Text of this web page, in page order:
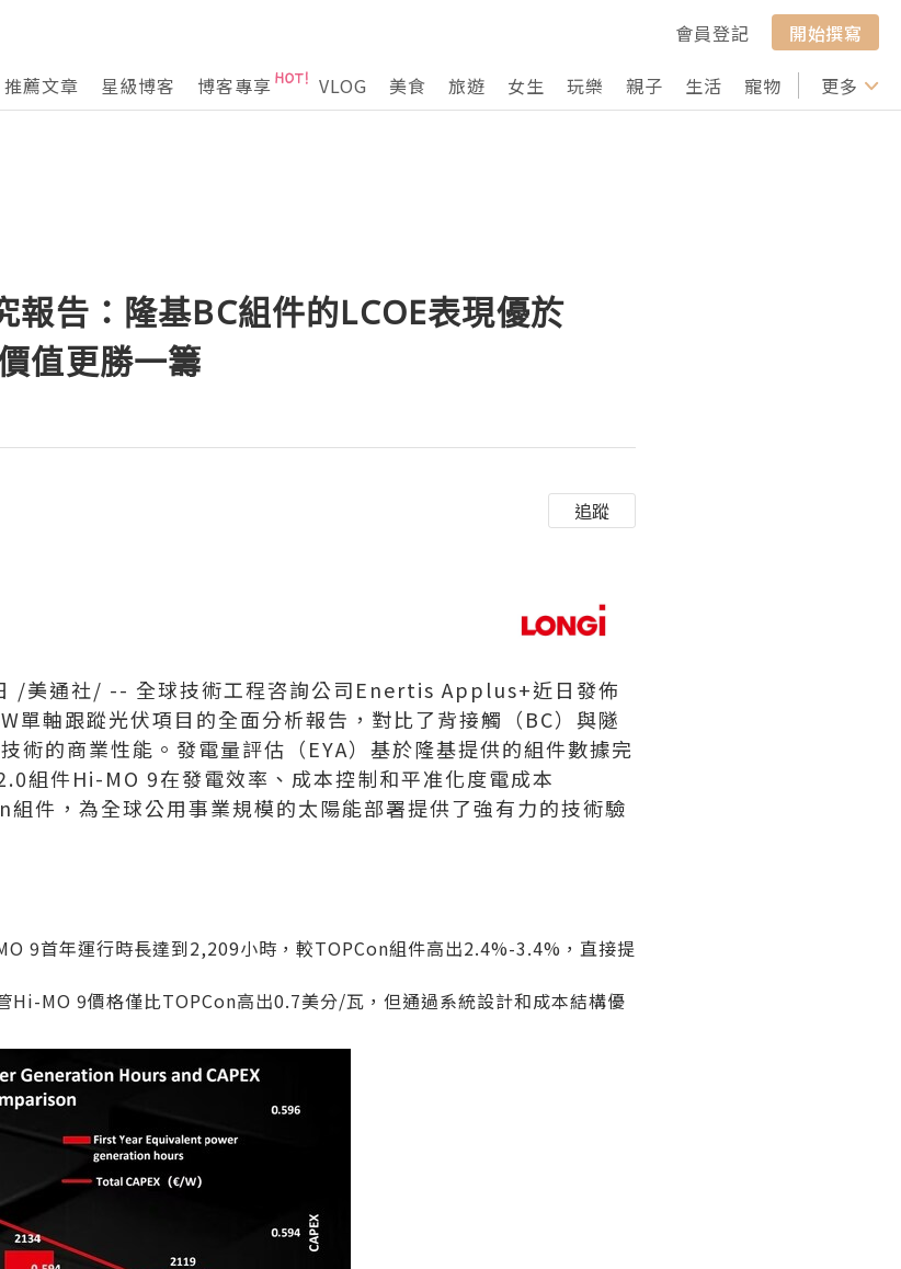
會員登記
開始撰寫
推薦文章 星級博客 博客專享 VLOG 美食 旅遊 女生 玩樂 親子 生活 寵物 行山 打卡
更多
告：隆基BC組件的LCOE表現優於
值更勝一籌
追蹤
/美通社/ -- 全球技術工程咨詢公司Enertis Applus+近日發佈
單軸跟蹤光伏項目的全面分析報告，對比了背接觸（BC）與隧
術的商業性能。發電量評估（EYA）基於隆基提供的組件數據完
組件Hi-MO 9在發電效率、成本控制和平准化度電成本
組件，為全球公用事業規模的太陽能部署提供了強有力的技術驗
9首年運行時長達到2,209小時，較TOPCon組件高出2.4%-3.4%，直接提
Hi-MO 9價格僅比TOPCon高出0.7美分/瓦，但通過系統設計和成本結構優